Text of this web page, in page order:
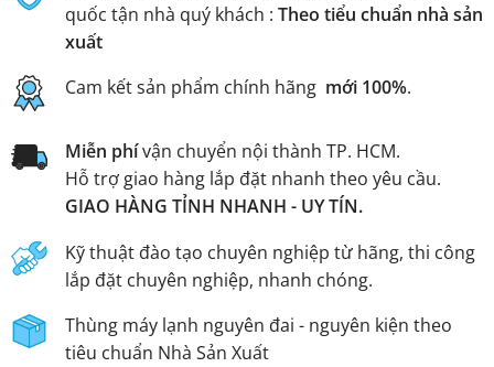
quốc tận nhà quý khách : Theo tiểu chuẩn nhà sản
xuất
Cam kết sản phẩm chính hãng mới 100%.
Miễn phívận chuyển nội thành TP. HCM.
Hỗ trợ giao hàng lắp đặt nhanh theo yêu cầu.
GIAO HÀNG TỈNH NHANH - UY TÍN.
Kỹ thuật đào tạo chuyên nghiệp từ hãng, thi công
lắp đặt chuyên nghiệp, nhanh chóng.
Thùng máy lạnh nguyên đai - nguyên kiện theo
tiêu chuẩn Nhà Sản Xuất